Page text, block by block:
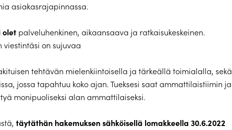
asiakasrajapinnassa.
olet palveluhenkinen, aikaansaava ja ratkaisukeskeinen.
viestintäsi on sujuvaa
tehtävän mielenkiintoisella ja tärkeällä toimialalla, sekä
jossa tapahtuu koko ajan. Tueksesi saat ammattilaistiimin ja
monipuoliseksi alan ammattilaiseksi.
täytäthän hakemuksen sähköisellä lomakkeella 30.6.2022